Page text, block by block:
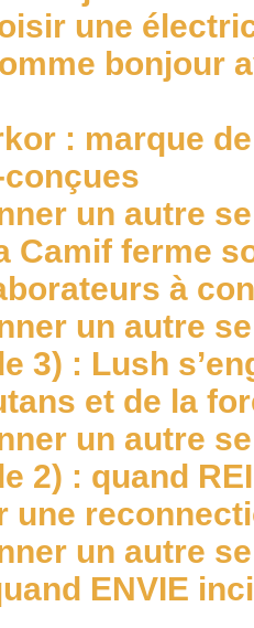
une
bonjour
: marque
un autre
Camif ferme
à
un autre
3) : Lush
et de la
un autre
2) : quand
une
un autre
ENVIE